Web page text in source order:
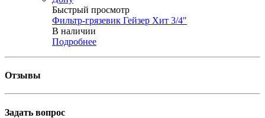
Быстрый просмотр
Фильтр-грязевик Гейзер Хит 3/4"
В наличии
Подробнее
Отзывы
Задать вопрос